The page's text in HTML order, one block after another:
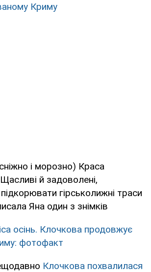
Криму
і морозно) Краса
й задоволені,
гірськолижні траси
Яна один з знімків
осінь. Клочкова продовжує
фотофакт
Клочкова похвалилася